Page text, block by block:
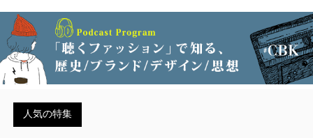
人気の特集